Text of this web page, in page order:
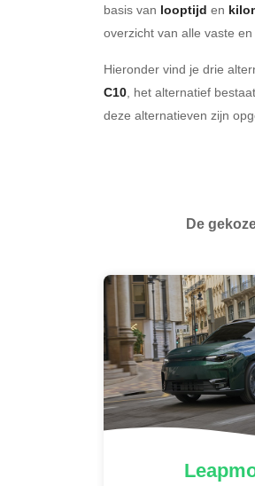
basis van looptijd en
overzicht van alle vaste
Hieronder vind je drie
C10, het alternatief
deze alternatieven zijn
De